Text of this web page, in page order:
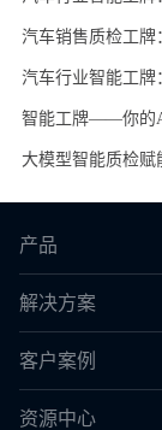
汽车销售质检工牌
汽车行业智能工牌
智能工牌——你的
大模型智能质检赋
产品
解决方案
客户案例
资源中心